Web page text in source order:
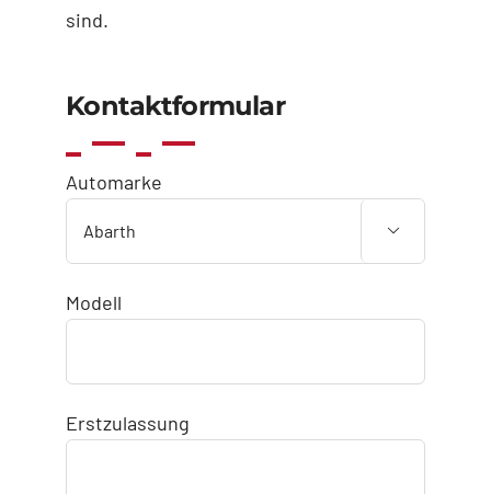
sind.
Kontaktformular
Automarke

Modell
Erstzulassung